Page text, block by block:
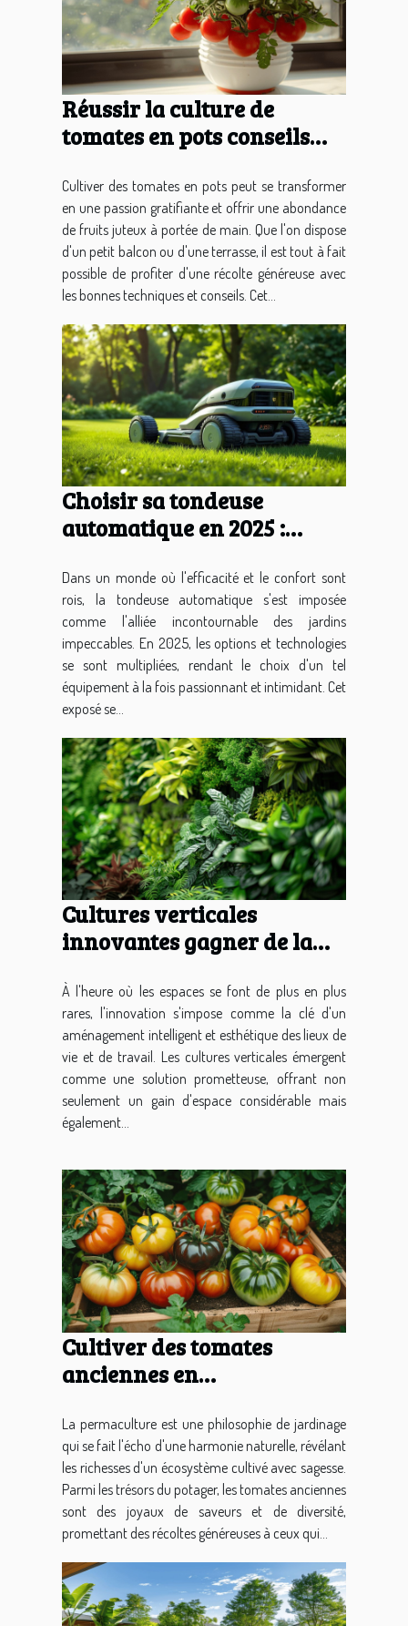
Réussir la culture de
tomates en pots conseils
sur votre balcon
Cultiver des tomates en pots peut se transformer
en une passion gratifiante et offrir une abondance
de fruits juteux à portée de main. Que l'on dispose
d'un petit balcon ou d'une terrasse, il est tout à fait
possible de profiter d'une récolte généreuse avec
les bonnes techniques et conseils. Cet...
Choisir sa tondeuse
automatique en 2025 :
essentiels
Dans un monde où l'efficacité et le confort sont
rois, la tondeuse automatique s'est imposée
comme l'alliée incontournable des jardins
impeccables. En 2025, les options et technologies
se sont multipliées, rendant le choix d'un tel
équipement à la fois passionnant et intimidant. Cet
exposé se...
Cultures verticales
innovantes gagner de la
À l'heure où les espaces se font de plus en plus
rares, l'innovation s'impose comme la clé d'un
aménagement intelligent et esthétique des lieux de
vie et de travail. Les cultures verticales émergent
comme une solution prometteuse, offrant non
seulement un gain d'espace considérable mais
également...
Cultiver des tomates
anciennes en
d'un potager durable
La permaculture est une philosophie de jardinage
qui se fait l'écho d'une harmonie naturelle, révélant
les richesses d'un écosystème cultivé avec sagesse.
Parmi les trésors du potager, les tomates anciennes
sont des joyaux de saveurs et de diversité,
promettant des récoltes généreuses à ceux qui...